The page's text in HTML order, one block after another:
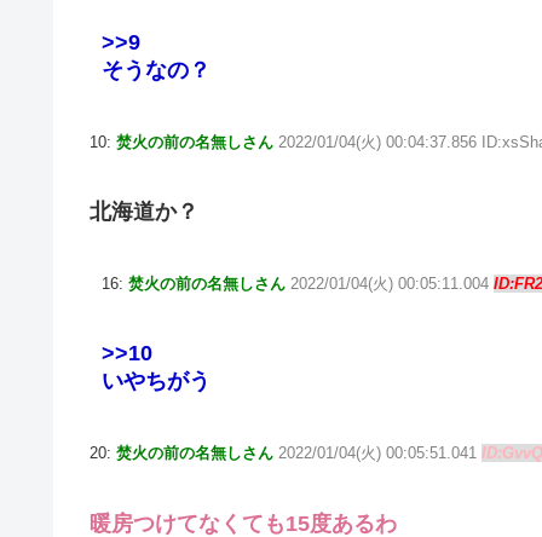
>>9
そうなの？
10: 焚火の前の名無しさん 2022/01/04(火) 00:04:37.856
北海道か？
16: 焚火の前の名無しさん 2022/01/04(火) 00:05:11.004
>>10
いやちがう
20: 焚火の前の名無しさん 2022/01/04(火) 00:05:51.041
暖房つけてなくても15度あるわ